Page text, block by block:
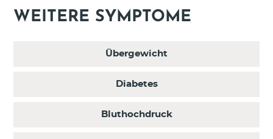
WEITERE SYMPTOME
Übergewicht
Diabetes
Bluthochdruck